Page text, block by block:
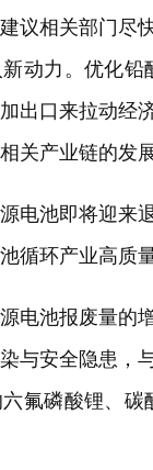
议相关部门尽
动力。优化
出口来拉动经
关产业链的发
电池即将迎来
循环产业高质
电池报废量的
与安全隐患，
氟磷酸锂、